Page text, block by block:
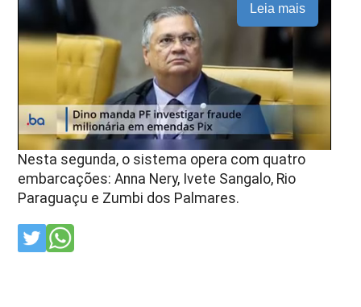
Leia mais
Nesta segunda, o sistema opera com quatro
embarcações: Anna Nery, Ivete Sangalo, Rio
Paraguaçu e Zumbi dos Palmares.